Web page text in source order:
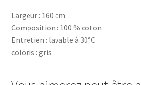
Largeur : 160 cm
Composition : 100 % coton
Entretien : lavable à 30°C
coloris : gris